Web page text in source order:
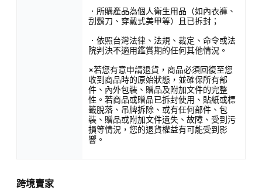
．所購產品為個人衛生用品（如內衣褲、
刮鬍刀、穿戴式美甲等）且已拆封；
．依照台灣法律、法規、裁定、命令或法
院判決不適用鑑賞期的任何其他情況。
※若您有意申請退貨，商品必須回復至您
收到商品時的原始狀態，並確保所有部
件、內外包裝、贈品及附加文件的完整
性。若商品或贈品已拆封使用、貼紙或標
籤脫落、吊牌拆除、或有任何部件、包
裝、贈品或附加文件遺失、故障、受到污
損等情況，您的退貨權益有可能受到影
響。
跨境賣家